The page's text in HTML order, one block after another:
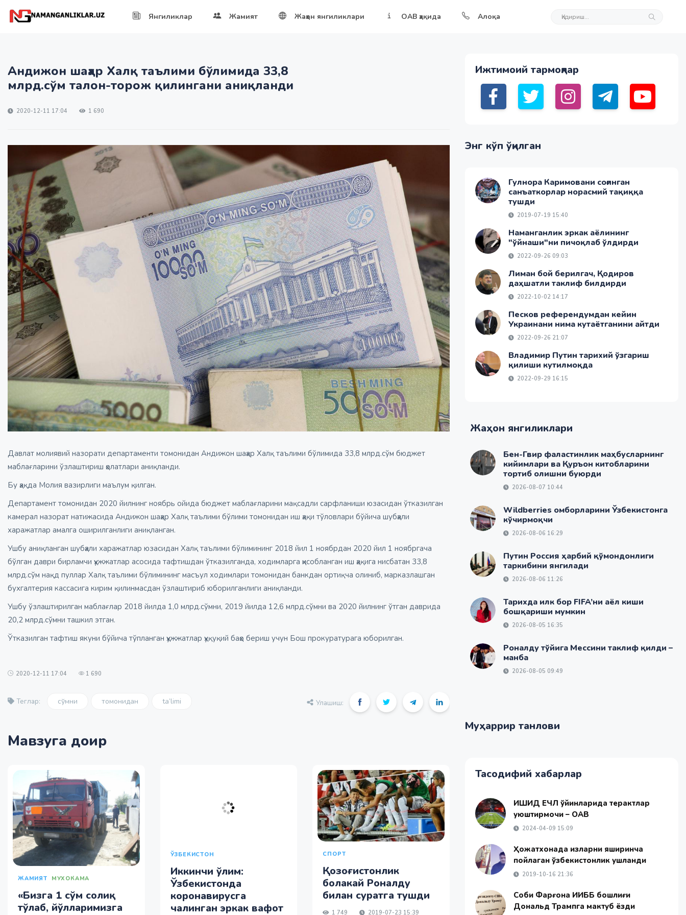
Янгиликлар Жамият Жаҳон янгиликлари ОАВ ҳақида Алоқа
Андижон шаҳар Халқ таълими бўлимида 33,8
млрд.сўм талон-торож қилингани аниқланди
2020-12-11 17:04 1 690
Давлат молиявий назорати департаменти томонидан Андижон шаҳар Халқ таълими бўлимида 33,8 млрд.сўм бюджет
маблағларини ўзлаштириш ҳолатлари аниқланди.
Бу ҳақда Молия вазирлиги маълум қилган.
Департамент томонидан 2020 йилнинг ноябрь ойида бюджет маблағларини мақсадли сарфланиши юзасидан ўтказилган
камерал назорат натижасида Андижон шаҳар Халқ таълими бўлими томонидан иш ҳақи тўловлари бўйича шубҳали
харажатлар амалга оширилганлиги аниқланган.
Ушбу аниқланган шубҳали харажатлар юзасидан Халқ таълими бўлимининг 2018 йил 1 ноябрдан 2020 йил 1 ноябргача
бўлган даври бирламчи ҳужжатлар асосида тафтишдан ўтказилганда, ходимларга ҳисобланган иш ҳақига нисбатан 33,8
млрд.сўм нақд пуллар Халқ таълими бўлимининг масъул ходимлари томонидан банкдан ортиқча олиниб, марказлашган
бухгалтерия кассасига кирим қилинмасдан ўзлаштириб юборилганлиги аниқланди.
Ушбу ўзлаштирилган маблағлар 2018 йилда 1,0 млрд.сўмни, 2019 йилда 12,6 млрд.сўмни ва 2020 йилнинг ўтган даврида
20,2 млрд.сўмни ташкил этган.
Ўтказилган тафтиш якуни бўйича тўпланган ҳужжатлар ҳуқуқий баҳо бериш учун Бош прокуратурага юборилган.
2020-12-11 17:04 1 690
Теглар: сўмни томонидан ta’limi Улашиш:
Мавзуга доир
ЖАМИЯТ МУХОКАМА
«Бизга 1 сўм солиқ
тўлаб, йўлларимизга
ЎЗБЕКИСТОН
Иккинчи ўлим:
Ўзбекистонда
коронавирусга
чалинган эркак вафот
СПОРТ
Қозоғистонлик
болакай Роналду
билан суратга тушди
1 749 2019-07-23 15:39
Ижтимоий тармоқлар
Энг кўп ўқилган
Гулнора Каримовани соғинган
санъаткорлар норасмий тақиққа
тушди
2019-07-19 15:40
Наманганлик эркак аёлининг
"ўйнаши"ни пичоқлаб ўлдирди
2022-09-26 09:03
Лиман бой берилгач, Қодиров
даҳшатли таклиф билдирди
2022-10-02 14:17
Песков референдумдан кейин
Украинани нима кутаётганини айтди
2022-09-26 21:07
Владимир Путин тарихий ўзгариш
қилиши кутилмоқда
2022-09-29 16:15
Жаҳон янгиликлари
Бен-Гвир фаластинлик маҳбусларнинг
кийимлари ва Қуръон китобларини
тортиб олишни буюрди
2026-08-07 10:44
Wildberries омборларини Ўзбекистонга
кўчирмоқчи
2026-08-06 16:29
Путин Россия ҳарбий қўмондонлиги
таркибини янгилади
2026-08-06 11:26
Тарихда илк бор FIFA’ни аёл киши
бошқариши мумкин
2026-08-05 16:35
Роналду тўйига Мессини таклиф қилди –
манба
2026-08-05 09:49
Муҳаррир танлови
Тасодифий хабарлар
ИШИД ЕЧЛ ўйинларида терактлар
уюштирмоқчи – ОАВ
2024-04-09 15:09
Ҳожатхонада қизларни яширинча
пойлаган ўзбекистонлик ушланди
2019-10-16 21:36
Собиқ Фарғона ИИББ бошлиғи
Дональд Трампга мактуб ёзди